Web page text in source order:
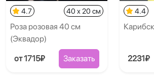
4.7 40 x 20 см
Роза розовая 40 см
(Эквадор)
от 1715₽ Заказать
4.4
2231₽